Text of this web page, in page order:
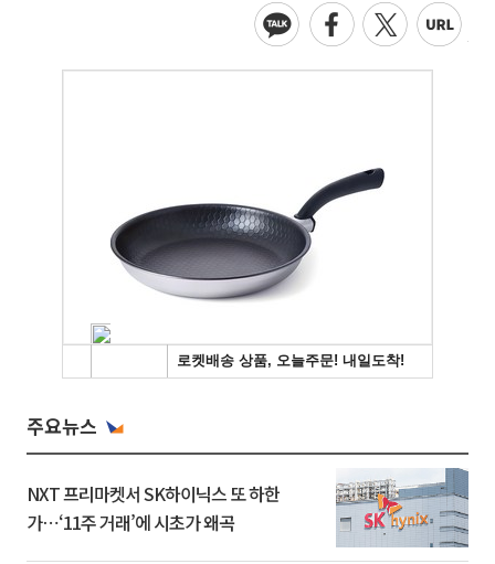
주요뉴스
NXT 프리마켓서 SK하이닉스 또 하한
가⋯‘11주 거래’에 시초가 왜곡